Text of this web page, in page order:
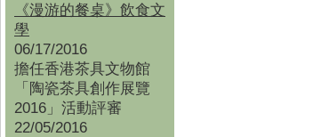
《漫游的餐桌》飲食文
學
06/17/2016
擔任香港茶具文物館
「陶瓷茶具創作展覽
2016」活動評審
22/05/2016